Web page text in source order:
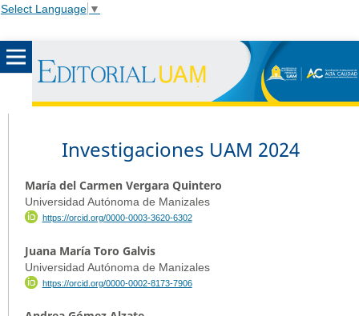
Select Language ▼
Investigaciones UAM 2024
María del Carmen Vergara Quintero
Universidad Autónoma de Manizales
https://orcid.org/0000-0003-3620-6302
Juana María Toro Galvis
Universidad Autónoma de Manizales
https://orcid.org/0000-0002-8173-7906